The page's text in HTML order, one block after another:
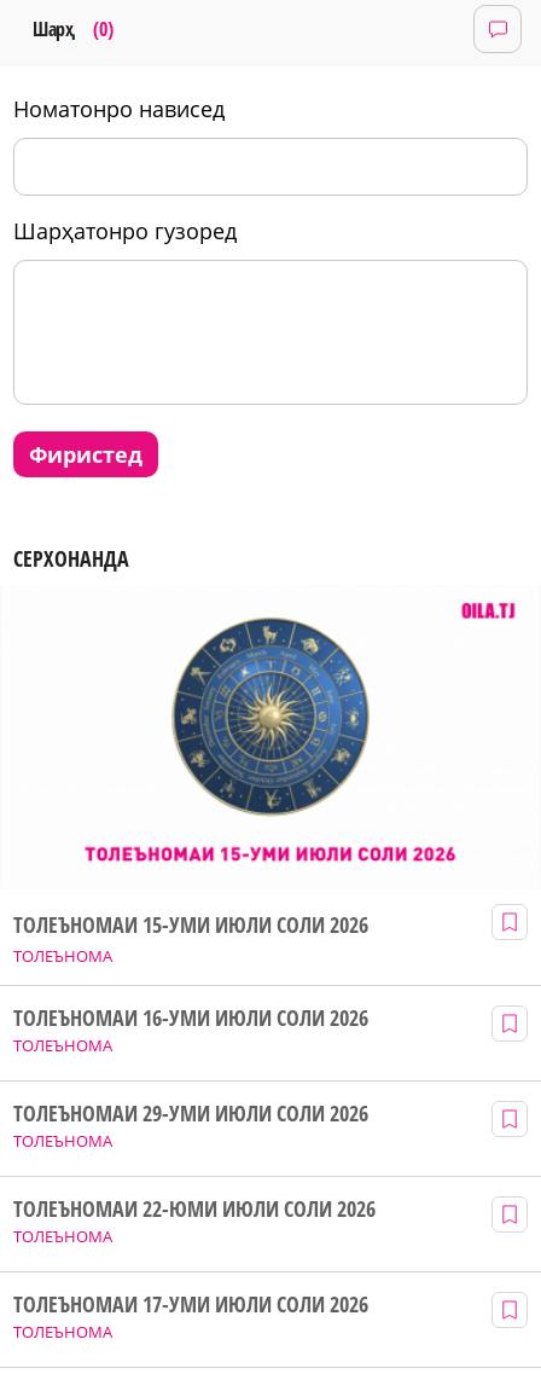
Шарҳ (0)
номатонро нависед
шарҳатонро гузоред
фиристед
СЕРХОНАНДА
ТОЛЕЪНОМА
ТОЛЕЪНОМАИ 15-УМИ ИЮЛИ СОЛИ 2026
ТОЛЕЪНОМА
ТОЛЕЪНОМАИ 16-УМИ ИЮЛИ СОЛИ 2026
ТОЛЕЪНОМА
ТОЛЕЪНОМАИ 29-УМИ ИЮЛИ СОЛИ 2026
ТОЛЕЪНОМА
ТОЛЕЪНОМАИ 22-ЮМИ ИЮЛИ СОЛИ 2026
ТОЛЕЪНОМА
ТОЛЕЪНОМАИ 17-УМИ ИЮЛИ СОЛИ 2026